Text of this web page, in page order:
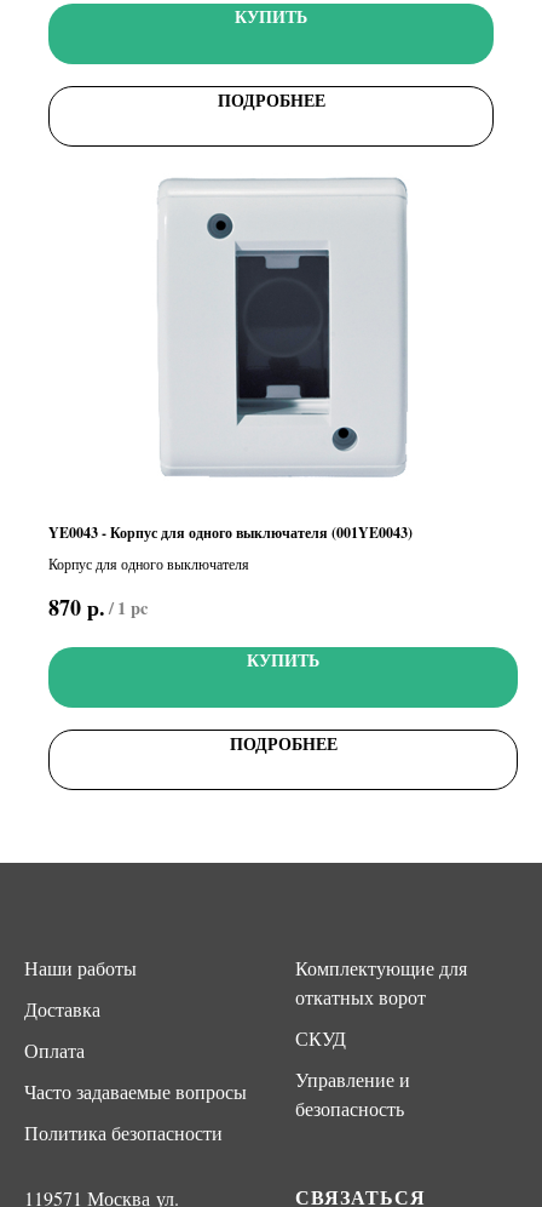
КУПИТЬ
ПОДРОБНЕЕ
YE0043 - Корпус для одного выключателя (001YE0043)
Корпус для одного выключателя
870р./1 pc
КУПИТЬ
ПОДРОБНЕЕ
Наши работы
Доставка
Оплата
Часто задаваемые вопросы
Политика безопасности
Комплектующие для
откатных ворот
СКУД
Управление и
безопасность
119571 Москва ул. СВЯЗАТЬСЯ